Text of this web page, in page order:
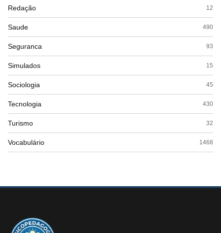
Redação 12
Saude 490
Seguranca 93
Simulados 15
Sociologia 45
Tecnologia 430
Turismo 32
Vocabulário 1468